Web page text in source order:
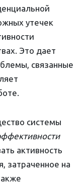
утечек
Это дает
связанные
системы
активность
затраченное на